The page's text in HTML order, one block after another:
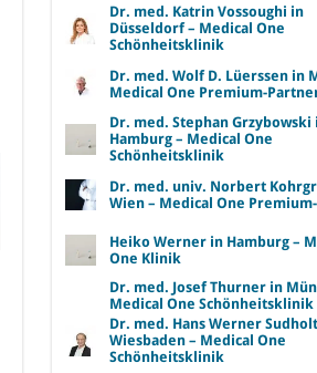
Dr. med. Katrin Vossoughi in
Düsseldorf – Medical One
Schönheitsklinik
Dr. med. Wolf D. Lüerssen in
Medical One Premium-
Dr. med. Stephan Grzybowski
Hamburg – Medical One
Schönheitsklinik
Dr. med. univ. Norbert
Wien – Medical One
Heiko Werner in Hamburg –
One Klinik
Dr. med. Josef Thurner in
Medical One Schönheitsklinik
Dr. med. Hans Werner
Wiesbaden – Medical One
Schönheitsklinik